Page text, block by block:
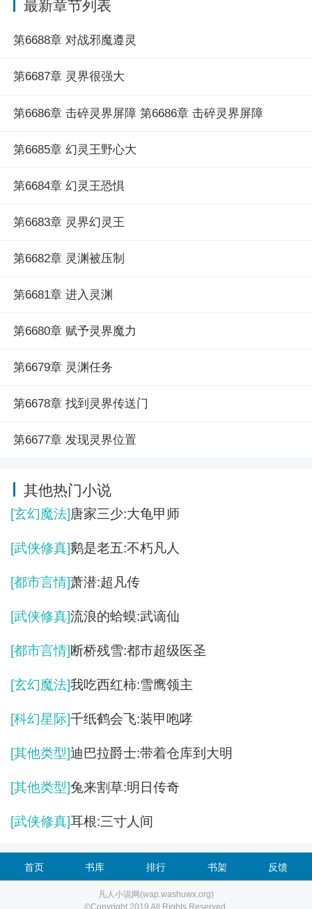
最新章节列表
第6688章 对战邪魔遵灵
第6687章 灵界很强大
第6686章 击碎灵界屏障 第6686章 击碎灵界屏障
第6685章 幻灵王野心大
第6684章 幻灵王恐惧
第6683章 灵界幻灵王
第6682章 灵渊被压制
第6681章 进入灵渊
第6680章 赋予灵界魔力
第6679章 灵渊任务
第6678章 找到灵界传送门
第6677章 发现灵界位置
其他热门小说
[玄幻魔法]唐家三少:大龟甲师
[武侠修真]鹅是老五:不朽凡人
[都市言情]萧潜:超凡传
[武侠修真]流浪的蛤蟆:武谪仙
[都市言情]断桥残雪:都市超级医圣
[玄幻魔法]我吃西红柿:雪鹰领主
[科幻星际]千纸鹤会飞:装甲咆哮
[其他类型]迪巴拉爵士:带着仓库到大明
[其他类型]兔来割草:明日传奇
[武侠修真]耳根:三寸人间
首页 书库 排行 书架 反馈
凡人小说网(wap.washuwx.org)